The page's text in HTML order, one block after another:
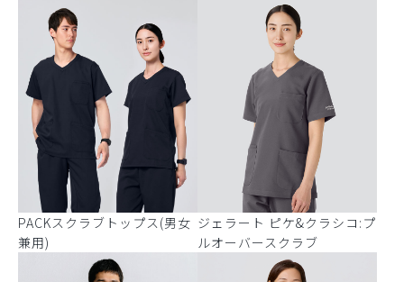
PACKスクラブトップス(男女
兼用)
ジェラート ピケ&クラシコ:プ
ルオーバースクラブ